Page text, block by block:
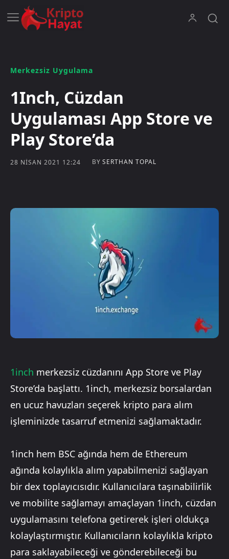
Merkezsiz Uygulama
1Inch, Cüzdan
Uygulaması App Store ve
Play Store’da
28 NISAN 2021 12:24 BY SERTHAN TOPAL
1inch merkezsiz cüzdanını App Store ve Play
Store’da başlattı. 1inch, merkezsiz borsalardan
en ucuz havuzları seçerek kripto para alım
işleminizde tasarruf etmenizi sağlamaktadır.
1inch hem BSC ağında hem de Ethereum
ağında kolaylıkla alım yapabilmenizi sağlayan
bir dex toplayıcısıdır. Kullanıcılara taşınabilirlik
ve mobilite sağlamayı amaçlayan 1inch, cüzdan
uygulamasını telefona getirerek işleri oldukça
kolaylaştırmıştır. Kullanıcıların kolaylıkla kripto
para saklayabileceği ve gönderebileceği bu